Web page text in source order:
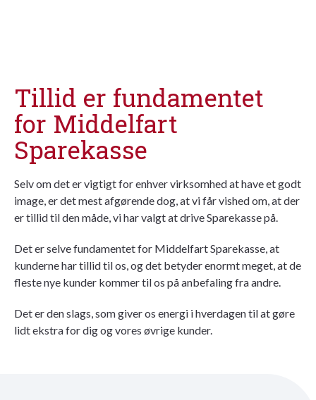
Tillid er fundamentet
for Middelfart
Sparekasse
Selv om det er vigtigt for enhver virksomhed at have et godt
image, er det mest afgørende dog, at vi får vished om, at der
er tillid til den måde, vi har valgt at drive Sparekasse på.
Det er selve fundamentet for Middelfart Sparekasse, at
kunderne har tillid til os, og det betyder enormt meget, at de
fleste nye kunder kommer til os på anbefaling fra andre.
Det er den slags, som giver os energi i hverdagen til at gøre
lidt ekstra for dig og vores øvrige kunder.